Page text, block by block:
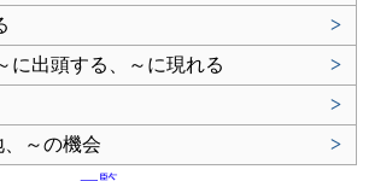
>
に出頭する、～に現れる
>
>
～の機会
>